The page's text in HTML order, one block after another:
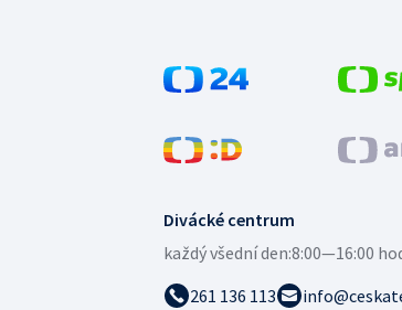
Divácké centrum
každý všední den:8:00—16:00
261 136 113